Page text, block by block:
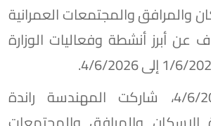
والمرافق والمجتمعات العمرانية
عن أبرز أنشطة وفعاليات الوزارة
ففي يوم 4/6/2026، شاركت المهندسة راندة